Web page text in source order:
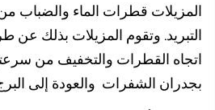
قطرات الماء والضباب من
وتقوم المزيلات بذلك عن طريق
القطرات والتخفيف من سرعتها
الشفرات والعودة إلى البرج.